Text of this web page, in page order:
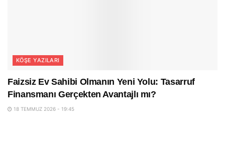
KÖŞE YAZILARI
Faizsiz Ev Sahibi Olmanın Yeni Yolu: Tasarruf
Finansmanı Gerçekten Avantajlı mı?
18 TEMMUZ 2026 - 19:45